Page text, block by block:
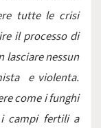
tutte le crisi
il processo di
lasciare nessun
e violenta.
come i funghi
i campi fertili a